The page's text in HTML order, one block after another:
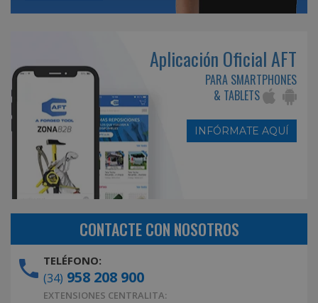
Aplicación Oficial AFT
PARA SMARTPHONES
& TABLETS
INFÓRMATE AQUÍ
CONTACTE CON NOSOTROS
TELÉFONO:
(34) 958 208 900
EXTENSIONES CENTRALITA: